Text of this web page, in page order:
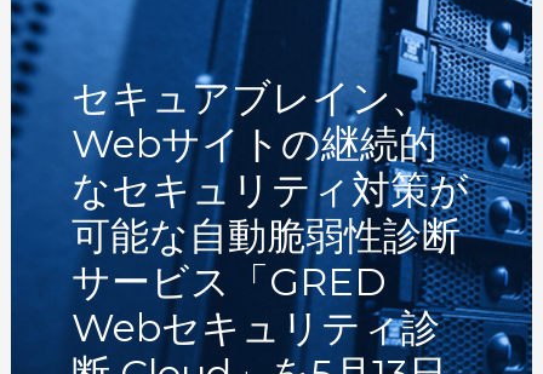
セキュアブレイン、
Webサイトの継続的
なセキュリティ対策が
可能な自動脆弱性診断
サービス「GRED
Webセキュリティ診